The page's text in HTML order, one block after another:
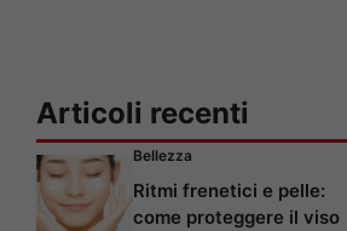
Articoli recenti
Bellezza
Ritmi frenetici e pelle:
come proteggere il viso